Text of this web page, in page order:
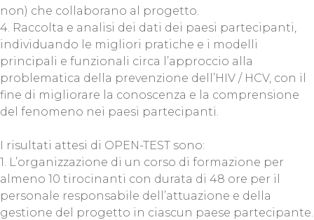
non) che collaborano al progetto.
4. Raccolta e analisi dei dati dei paesi partecipanti,
individuando le migliori pratiche e i modelli
principali e funzionali circa l’approccio alla
problematica della prevenzione dell’HIV / HCV, con il
fine di migliorare la conoscenza e la comprensione
del fenomeno nei paesi partecipanti.
I risultati attesi di OPEN-TEST sono:
1. L’organizzazione di un corso di formazione per
almeno 10 tirocinanti con durata di 48 ore per il
personale responsabile dell’attuazione e della
gestione del progetto in ciascun paese partecipante.